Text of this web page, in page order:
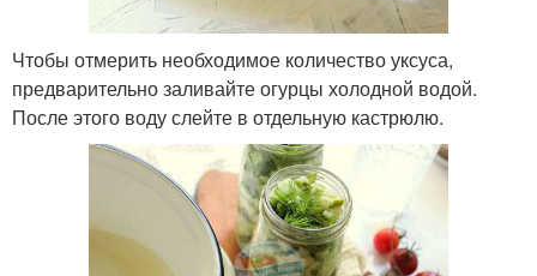
Чтобы отмерить необходимое количество уксуса,
предварительно заливайте огурцы холодной водой.
После этого воду слейте в отдельную кастрюлю.